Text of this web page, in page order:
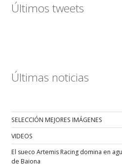
Últimos tweets
Últimas noticias
SELECCIÓN MEJORES IMÁGENES
VIDEOS
El sueco Artemis Racing domina en
de Baiona